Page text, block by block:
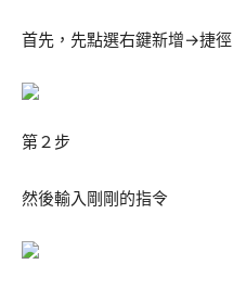
首先，先點選右鍵新增→捷徑
第２步
然後輸入剛剛的指令